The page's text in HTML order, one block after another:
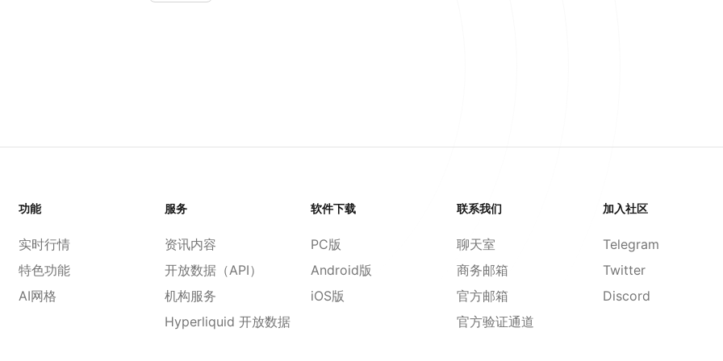
功能
实时行情
特色功能
AI网格
服务
资讯内容
开放数据（API）
机构服务
Hyperliquid 开放数据
软件下载
PC版
Android版
iOS版
联系我们
聊天室
商务邮箱
官方邮箱
官方验证通道
加入社区
Telegram
Twitter
Discord